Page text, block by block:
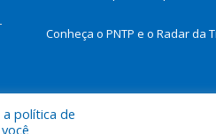
Conheça o PNTP e o Radar da
do Site
política de